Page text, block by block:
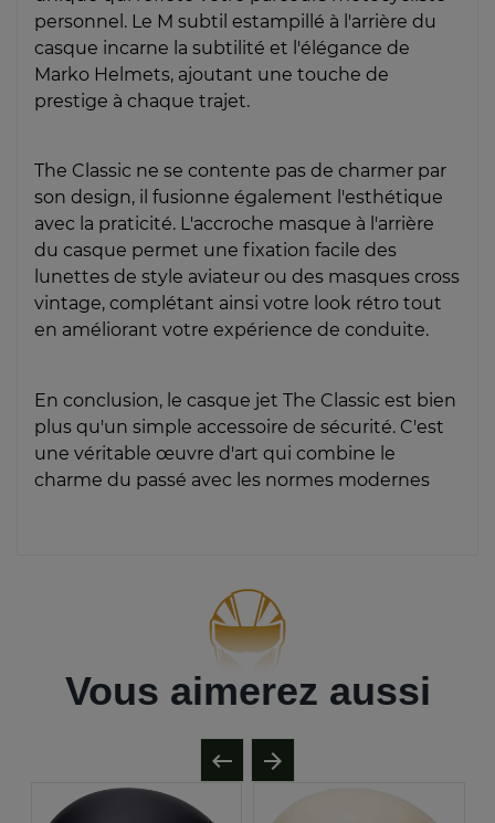
personnel. Le M subtil estampillé à l'arrière du
casque incarne la subtilité et l'élégance de
Marko Helmets, ajoutant une touche de
prestige à chaque trajet.
The Classic ne se contente pas de charmer par
son design, il fusionne également l'esthétique
avec la praticité. L'accroche masque à l'arrière
du casque permet une fixation facile des
lunettes de style aviateur ou des masques cross
vintage, complétant ainsi votre look rétro tout
en améliorant votre expérience de conduite.
En conclusion, le casque jet The Classic est bien
plus qu'un simple accessoire de sécurité. C'est
une véritable œuvre d'art qui combine le
charme du passé avec les normes modernes
Vous aimerez aussi
 arrow_forward